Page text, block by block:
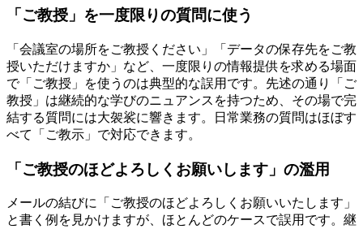
「ご教授」を一度限りの質問に使う
「会議室の場所をご教授ください」「データの保存先をご教
授いただけますか」など、一度限りの情報提供を求める場面
で「ご教授」を使うのは典型的な誤用です。先述の通り「ご
教授」は継続的な学びのニュアンスを持つため、その場で完
結する質問には大袈裟に響きます。日常業務の質問はほぼす
べて「ご教示」で対応できます。
「ご教授のほどよろしくお願いします」の濫用
メールの結びに「ご教授のほどよろしくお願いいたします」
と書く例を見かけますが、ほとんどのケースで誤用です。継